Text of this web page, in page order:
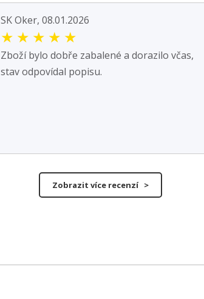
SK Oker, 08.01.2026
★ ★ ★ ★ ★
Zboží bylo dobře zabalené a dorazilo včas,
stav odpovídal popisu.
Zobrazit více recenzí >